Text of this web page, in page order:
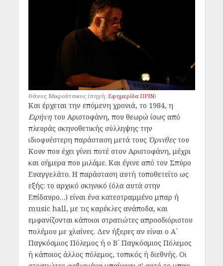
Θάνος Μικρούτσικος (πηγή: Εφημερίδα ΠΡΙΝ)
Και έρχεται την επόμενη χρονιά, το 1984, η
Ειρήνητου Αριστοφάνη, που θεωρώ ίσως από
πλευράς σκηνοθετικής σύλληψης την
ιδιοφυέστερη παράσταση μετά τους Όρνιθεςτου
Κουν που έχει γίνει ποτέ στον Αριστοφάνη, μέχρι
και σήμερα που μιλάμε. Και έγινε από τον Σπύρο
Ευαγγελάτο. Η παράσταση αυτή τοποθετείτο ως
εξής: το αρχικό σκηνικό (όλα αυτά στην
Επίδαυρο…) είναι ένα κατεστραμμένο μπαρ ή
music hall, με τις καρέκλες ανάποδα, και
εμφανίζονται κάποιοι στρατιώτες απροσδιόριστου
πολέμου με χλαίνες. Δεν ήξερες αν είναι ο Α´
Παγκόσμιος Πόλεμος ή ο Β´ Παγκόσμιος Πόλεμος
ή κάποιος άλλος πόλεμος, τοπικός ή διεθνής. Οι